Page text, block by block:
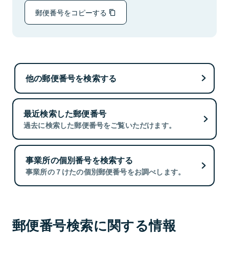
郵便番号をコピーする
他の郵便番号を検索する
最近検索した郵便番号
過去に検索した郵便番号をご覧いただけます。
事業所の個別番号を検索する
事業所の７けたの個別郵便番号をお調べします。
郵便番号検索に関する情報